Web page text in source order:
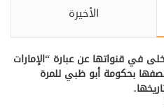
الأخيرة
في قنواتها عن عبارة “الإمارات
بحكومة أبو ظبي للمرة